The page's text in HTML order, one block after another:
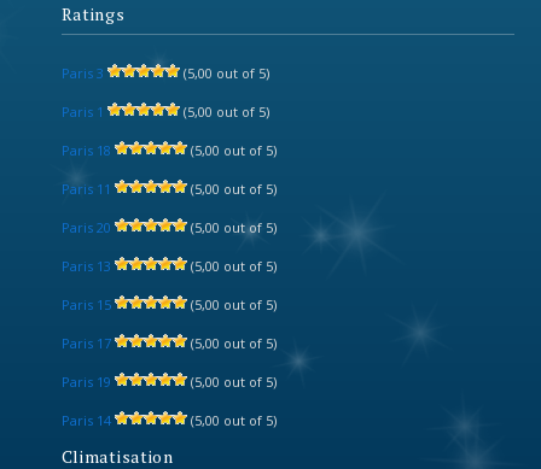
Ratings
Paris 3 (5,00 out of 5)
Paris 1 (5,00 out of 5)
Paris 18 (5,00 out of 5)
Paris 11 (5,00 out of 5)
Paris 20 (5,00 out of 5)
Paris 13 (5,00 out of 5)
Paris 15 (5,00 out of 5)
Paris 17 (5,00 out of 5)
Paris 19 (5,00 out of 5)
Paris 14 (5,00 out of 5)
Climatisation